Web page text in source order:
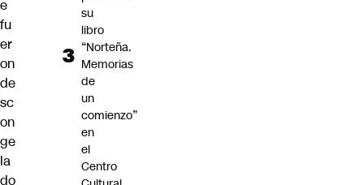
e
fu
er
on
de
sc
on
ge
la
do
su
libro
“Norteña.
Memorias
de
un
comienzo”
en
el
Centro